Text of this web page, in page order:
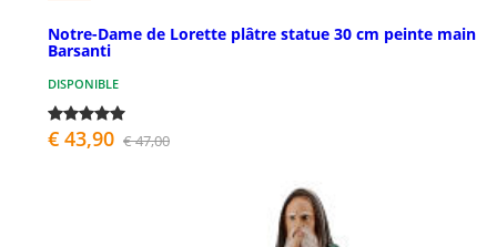
Notre-Dame de Lorette plâtre statue 30 cm peinte main
Barsanti
DISPONIBLE
€ 43,90 € 47,00